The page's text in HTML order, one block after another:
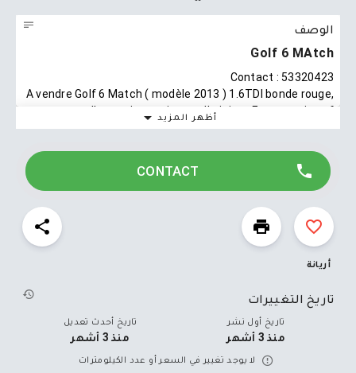
الوصف
Golf 6 MAtch
Contact : 53320423
A vendre Golf 6 Match ( modèle 2013 ) 1.6TDI bonde rouge,
carnet d’entretien , peinture d’origine . Etat quasi neuf .
Km : 190.000
أظهر المزيد
CONTACT
أريانة
تاريخ التغييرات
تاريخ أول نشر
منذ 3 أشهر
تاريخ أحدث تعديل
منذ 3 أشهر
لا يوجد تغيير في السعر أو عدد الكيلومترات